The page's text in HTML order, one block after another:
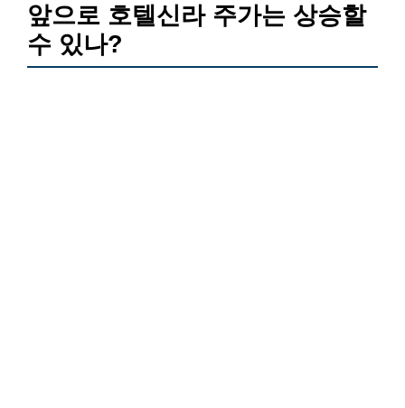
앞으로 호텔신라 주가는 상승할
수 있나?